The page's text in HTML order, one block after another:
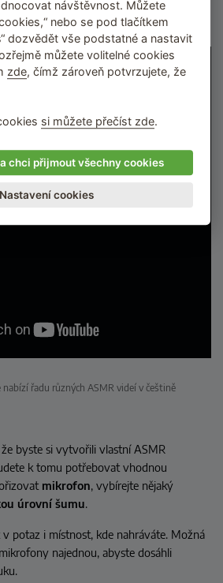
si sluchátka) a máte šanci, že sami
řadu různých ASMR videí v češtině
byste si vytvořili vlastní ASMR
k tomu potřebovat vhodnou
mikrofon, vybírejte nějaký
úrovní šumu.
potaz i místnost, kde nahráváte. Možná
najednou, abyste dosáhli
návštěvnost. Můžete
nebo se pod tlačítkem
dozvědět vše podstatné a nastavit
můžete volitelné cookies
zde, čímž zároveň potvrzujete, že
si můžete přečíst zde.
chci přijmout všechny cookies
Nastavení cookies